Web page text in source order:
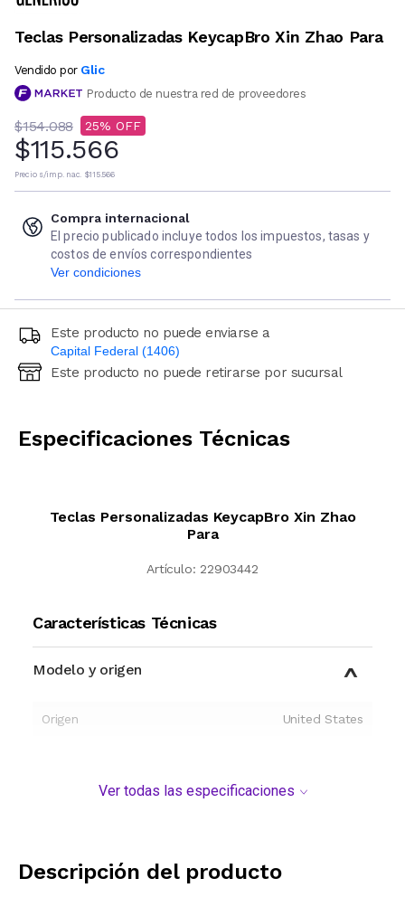
Teclas Personalizadas KeycapBro Xin Zhao Para
Vendido por Glic
Producto de nuestra red de proveedores
$154.088 25
$115.566
Precio s/imp. nac. $115.566
Compra internacional
El precio publicado incluye todos los impuestos, tasas y
costos de envíos correspondientes
Ver condiciones
Este producto no puede enviarse a
Capital Federal (1406)
Ingresá código postal (sólo números)
Este producto no puede retirarse por sucursal
Especificaciones Técnicas
Teclas Personalizadas KeycapBro Xin Zhao
Para
Artículo: 22903442
Características Técnicas
Modelo y origen
Origen United States
Ver todas las especificaciones
Descripción del producto